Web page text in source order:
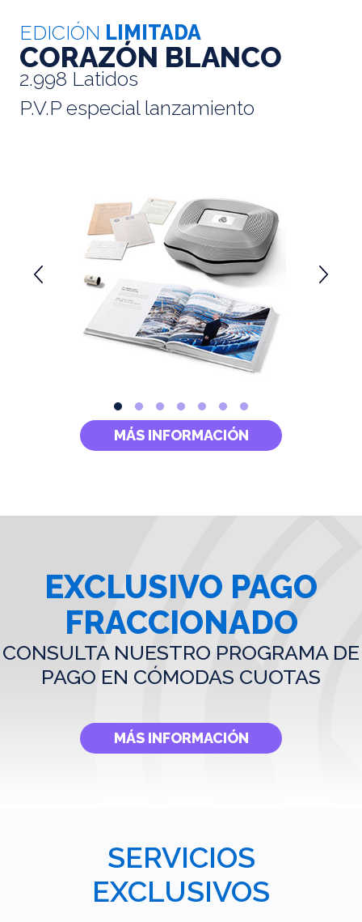
EDICIÓN LIMITADA
CORAZÓN BLANCO
2.998 Latidos
P.V.P especial lanzamiento
MÁS INFORMACIÓN
EXCLUSIVO PAGO
FRACCIONADO
CONSULTA NUESTRO PROGRAMA DE
PAGO EN CÓMODAS CUOTAS
MÁS INFORMACIÓN
SERVICIOS
EXCLUSIVOS